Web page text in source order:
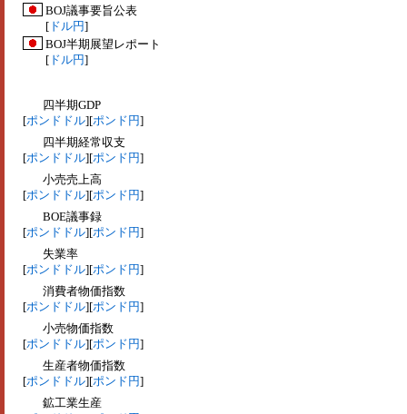
BOJ議事要旨公表
[ ドル円]
BOJ半期展望レポート
[ ドル円]
四半期GDP
[ポンドドル][ポンド円]
四半期経常収支
[ポンドドル][ポンド円]
小売売上高
[ポンドドル][ポンド円]
BOE議事録
[ポンドドル][ポンド円]
失業率
[ポンドドル][ポンド円]
消費者物価指数
[ポンドドル][ポンド円]
小売物価指数
[ポンドドル][ポンド円]
生産者物価指数
[ポンドドル][ポンド円]
鉱工業生産